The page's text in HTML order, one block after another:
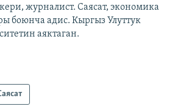
журналист. Саясат, экономика
боюнча адис. Кыргыз Улуттук
аяктаган.